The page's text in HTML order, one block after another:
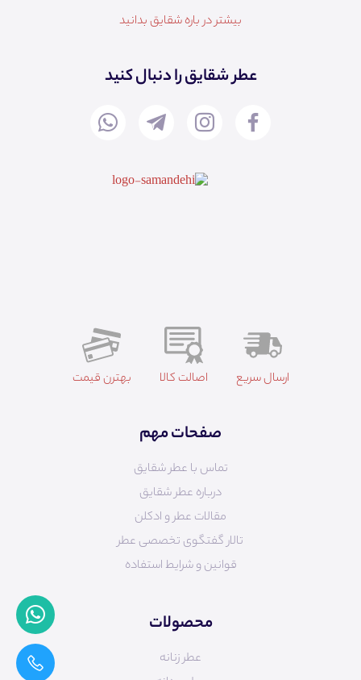
بیشتر در باره شقایق بدانید
عطر شقایق را دنبال کنید
ارسال سریع اصالت کالا بهترن قیمت
صفحات مهم
تماس با عطر شقایق
درباره عطر شقایق
مقالات عطر و ادکلن
تالار گفتگوی تخصصی عطر
قوانین و شرایط استفاده
محصولات
عطر زنانه